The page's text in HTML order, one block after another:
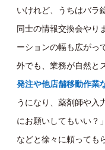
いけれど、うちはバラ
同士の情報交換会やり
ーションの幅も広がっ
外でも、業務が自然と
発注や他店舗移動作業
うになり、薬剤師や入
にお願いしてもいい？
などと徐々に頼っても